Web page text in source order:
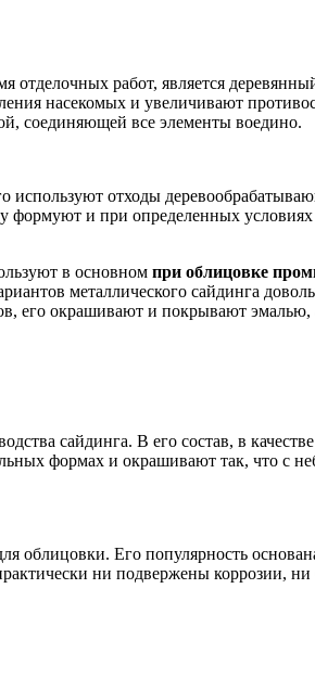
работ, является
насекомых и увеличивают
соединяющей все элементы воедино.
используют отходы
и при определенных
в основном при облицовке
металлического сайдинга
его окрашивают и покрывают эмалью,
сайдинга. В его состав, в
формах и окрашивают так, что с
облицовки. Его популярность
ни подвержены коррозии, ни